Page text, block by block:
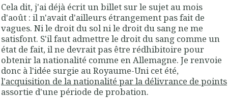
Cela dit, j'ai déjà écrit un billet sur le sujet au mois
d'août : il n'avait d'ailleurs étrangement pas fait de
vagues. Ni le droit du sol ni le droit du sang ne me
satisfont. S'il faut admettre le droit du sang comme un
état de fait, il ne devrait pas être rédhibitoire pour
obtenir la nationalité comme en Allemagne. Je renvoie
donc à l'idée surgie au Royaume-Uni cet été,
l'acquisition de la nationalité par la délivrance de points
assortie d'une période de probation.